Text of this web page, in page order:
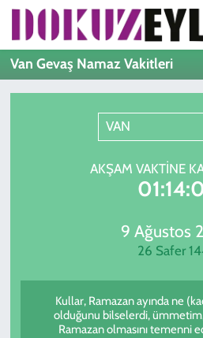
Van Gevaş Namaz Vakitleri
VAN
AKŞAM VAKTINE
9 Ağustos
26 Safer
Kullar, Ramazan ayında ne
olduğunu bilselerdi,
Ramazan olmasını temenni
Hava Durumu
Süper Lig Puan Durumu ve
Tüm Manşetler